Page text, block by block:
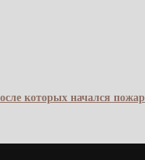
которых начался пожар